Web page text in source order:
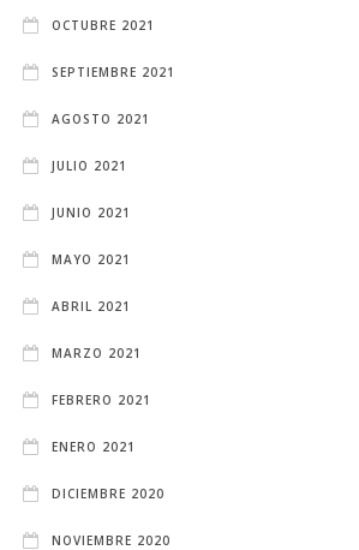
OCTUBRE 2021
SEPTIEMBRE 2021
AGOSTO 2021
JULIO 2021
JUNIO 2021
MAYO 2021
ABRIL 2021
MARZO 2021
FEBRERO 2021
ENERO 2021
DICIEMBRE 2020
NOVIEMBRE 2020